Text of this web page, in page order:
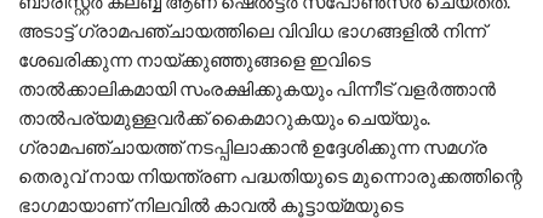
അടാട്ട് ഗ്രാമപഞ്ചായത്തിലെ വിവിധ ഭാഗങ്ങളിൽ നിന്ന്
ശേഖരിക്കുന്ന നായ്ക്കുഞ്ഞുങ്ങളെ ഇവിടെ
താൽക്കാലികമായി സംരക്ഷിക്കുകയും പിന്നീട് വളർത്താൻ
താൽപര്യമുള്ളവർക്ക് കൈമാറുകയും ചെയ്യും.
ഗ്രാമപഞ്ചായത്ത് നടപ്പിലാക്കാൻ ഉദ്ദേശിക്കുന്ന സമഗ്ര
തെരുവ് നായ നിയന്ത്രണ പദ്ധതിയുടെ മുന്നൊരുക്കത്തിന്റെ
ഭാഗമായാണ് നിലവിൽ കാവൽ കൂട്ടായ്മയുടെ